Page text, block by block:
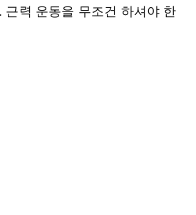
근력 운동을 무조건 하셔야 한